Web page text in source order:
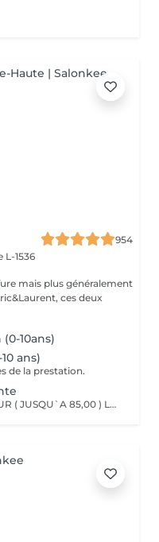
954
L-1536
mais plus généralement
ces deux
10ans)
ans)
de la prestation.
LE PRIX VARIE SELON LA LONGUEUR ( JUSQU`A 85,00 ) Les remises sont valables uniquement mardi-mercredi-jeudi sur les prestations couleur, toner et balayage (-10%)